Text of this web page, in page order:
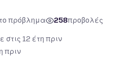
πρόβλημα 258προβολές
στις 12 έτη πριν
πριν